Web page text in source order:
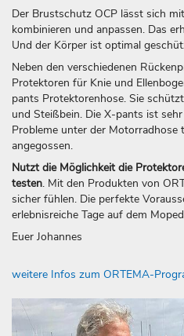
Der Brustschutz OCP lässt sich
kombinieren und anpassen. Das
Und der Körper ist optimal
Neben den verschiedenen
Protektoren für Knie und
pants Protektorenhose. Sie
und Steißbein. Die X-pants ist
Probleme unter der
angegossen.
Nutzt die Möglichkeit die
testen. Mit den Produkten von
sicher fühlen. Die perfekte
erlebnisreiche Tage auf dem
Euer Johannes
weitere Infos zum ORTEMA-